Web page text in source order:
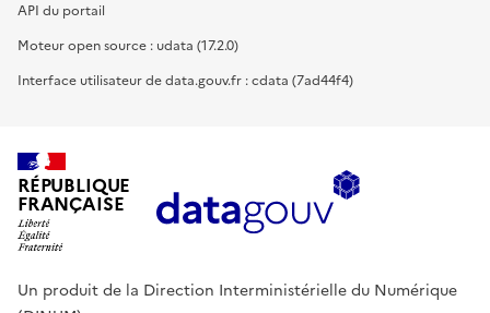
API du portail
Moteur open source : udata (17.2.0)
Interface utilisateur de data.gouv.fr : cdata (7ad44f4)
RÉPUBLIQUE
FRANÇAISE
Un produit de la Direction Interministérielle du Numérique